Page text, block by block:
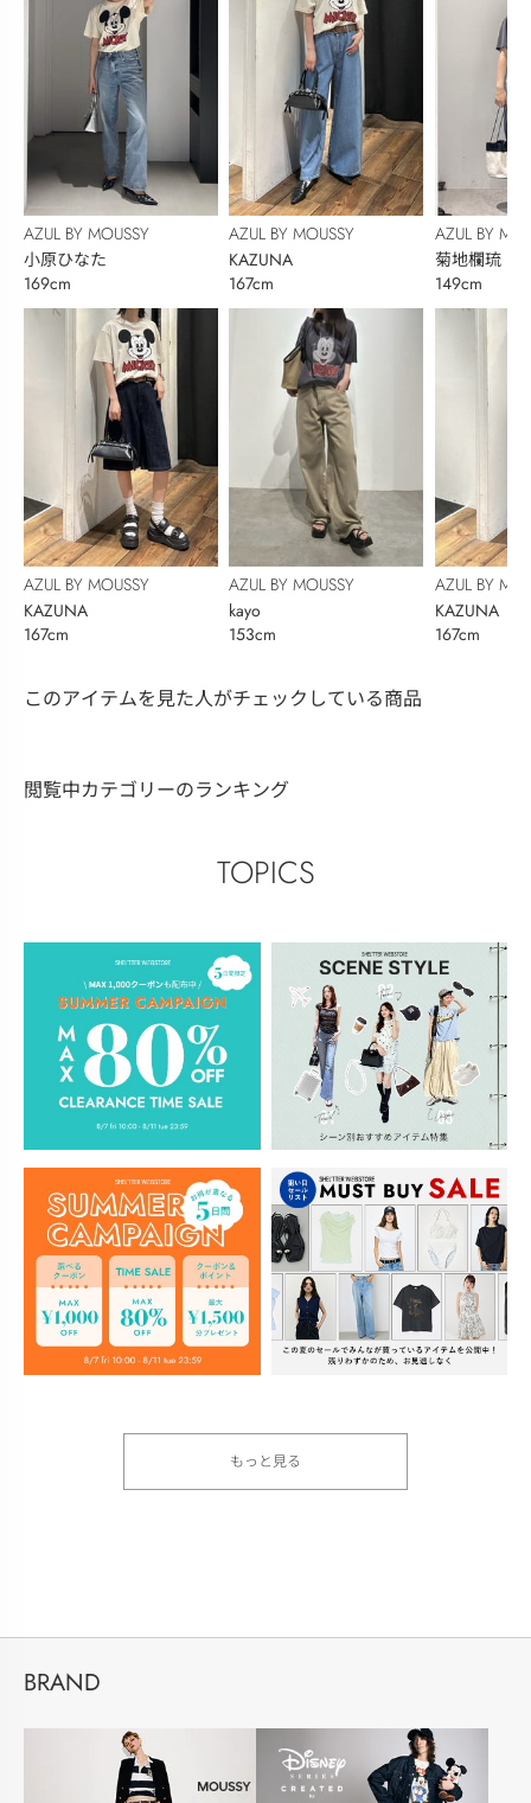
AZUL BY MOUSSY
小原ひなた
169cm
AZUL BY MOUSSY
KAZUNA
167cm
AZUL BY MOUSSY
KAZUNA
167cm
AZUL BY MOUSSY
kayo
153cm
AZUL BY
菊地欄琉
149cm
AZUL BY
KAZUNA
167cm
このアイテムを見た人がチェックしている商品
閲覧中カテゴリーのランキング
TOPICS
もっと見る
BRAND